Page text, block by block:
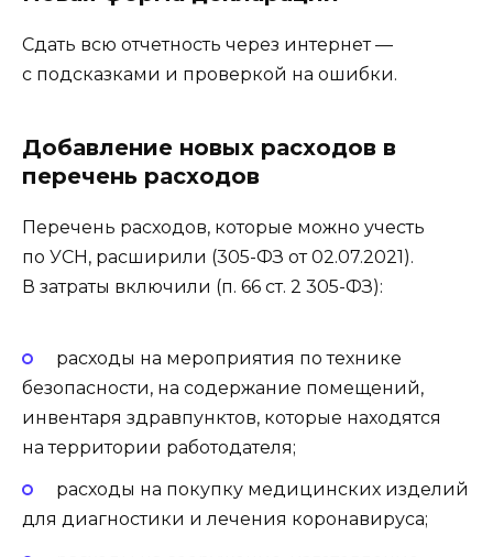
Сдать всю отчетность через интернет —
с подсказками и проверкой на ошибки.
Добавление новых расходов в
перечень расходов
Перечень расходов, которые можно учесть
по УСН, расширили (305-ФЗ от 02.07.2021).
В затраты включили (п. 66 ст. 2 305-ФЗ):
расходы на мероприятия по технике
безопасности, на содержание помещений,
инвентаря здравпунктов, которые находятся
на территории работодателя;
расходы на покупку медицинских изделий
для диагностики и лечения коронавируса;